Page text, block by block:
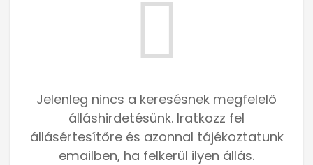
Jelenleg nincs a keresésnek megfelelő
álláshirdetésünk. Iratkozz fel
állásértesítőre és azonnal tájékoztatunk
emailben, ha felkerül ilyen állás.